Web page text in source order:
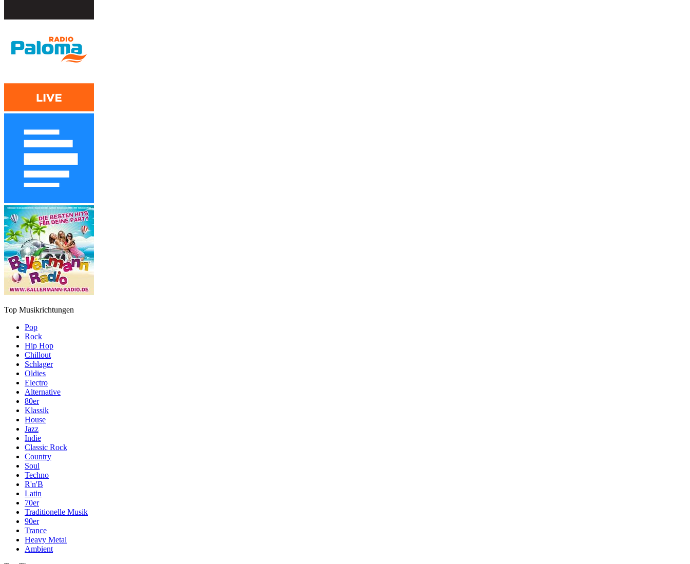
Top Musikrichtungen
Pop
Rock
Hip Hop
Chillout
Schlager
Oldies
Electro
Alternative
80er
Klassik
House
Jazz
Indie
Classic Rock
Country
Soul
Techno
R'n'B
Latin
70er
Traditionelle Musik
90er
Trance
Heavy Metal
Ambient